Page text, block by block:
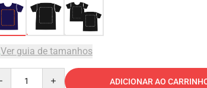
Ver guia de tamanhos
ADICIONAR AO